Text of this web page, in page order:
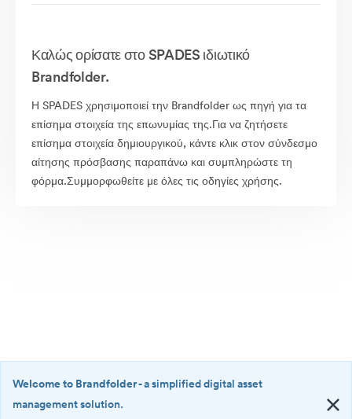
Καλώς ορίσατε στο SPADES ιδιωτικό
Brandfolder.
Η SPADES χρησιμοποιεί την Brandfolder ως πηγή για τα
επίσημα στοιχεία της επωνυμίας της.Για να ζητήσετε
επίσημα στοιχεία δημιουργικού, κάντε κλικ στον σύνδεσμο
αίτησης πρόσβασης παραπάνω και συμπληρώστε τη
φόρμα.Συμμορφωθείτε με όλες τις οδηγίες χρήσης.
Welcome to Brandfolder- a simplified digital asset
management solution.